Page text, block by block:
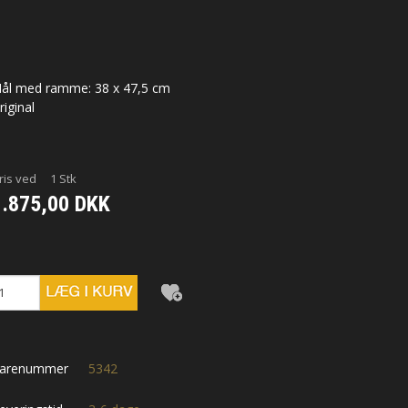
Olesen
med ramme: 38 x 47,5 cm
ved 1 Stk
DKK
5342